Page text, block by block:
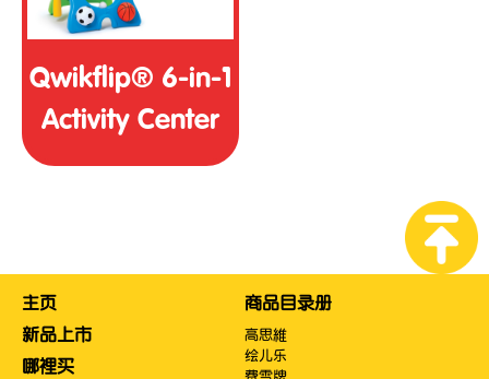
Qwikflip® 6-in-1
Activity Center
主页
新品上市
哪裡买
商品目录册
高思維
绘儿乐
费雪牌